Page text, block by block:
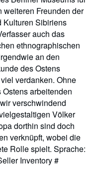
weiteren Freunden der
Kulturen Sibiriens
auch das
ethnographischen
an den
des Ostens
verdanken. Ohne
arbeitenden
verschwindend
Völker
dorthin sind doch
verknüpft, wobei die
Rolle spielt. Sprache:
Inventory #